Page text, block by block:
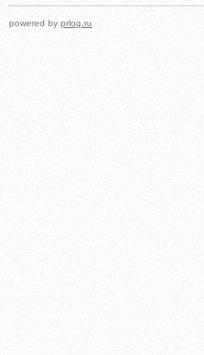
powered by prlog.ru